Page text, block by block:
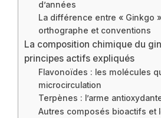
d’années
La différence entre « Ginkgo
orthographe et conventions
La composition chimique du
principes actifs expliqués
Flavonoïdes : les molécules
microcirculation
Terpènes : l’arme
Autres composés bioactifs et